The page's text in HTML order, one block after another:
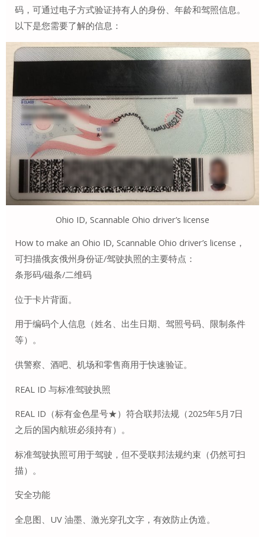
码，可通过电子方式验证持有人的身份、年龄和驾照信息。
以下是您需要了解的信息：
Ohio ID, Scannable Ohio driver’s license
How to make an Ohio ID, Scannable Ohio driver’s license，
可扫描俄亥俄州身份证/驾驶执照的主要特点：
条形码/磁条/二维码
位于卡片背面。
用于编码个人信息（姓名、出生日期、驾照号码、限制条件
等）。
供警察、酒吧、机场和零售商用于快速验证。
REAL ID 与标准驾驶执照
REAL ID（标有金色星号★）符合联邦法规（2025年5月7日
之后的国内航班必须持有）。
标准驾驶执照可用于驾驶，但不受联邦法规约束（仍然可扫
描）。
安全功能
全息图、UV 油墨、激光穿孔文字，有效防止伪造。